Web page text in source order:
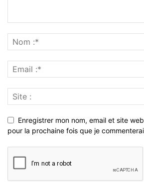
Enregistrer mon nom, email et site
pour la prochaine fois que je